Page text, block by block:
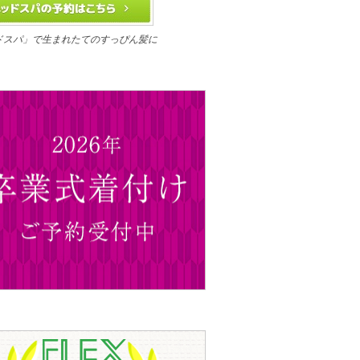
スパ」で生まれたてのすっぴん髪に